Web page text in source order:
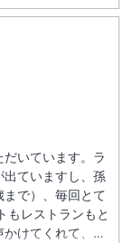
いています。ラ
ていますし、孫
で）、毎回とて
もレストランもと
けてくれて、フ